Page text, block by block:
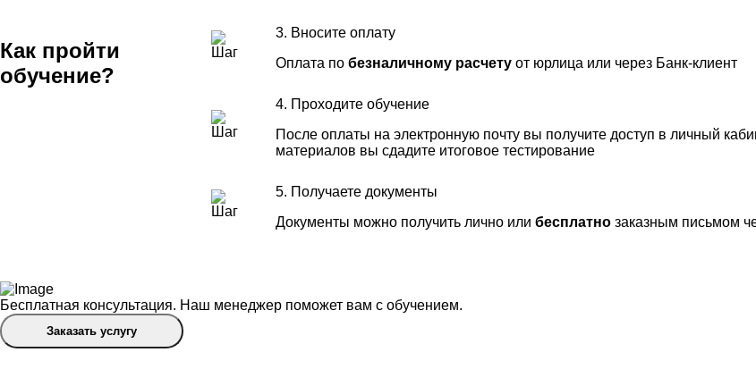
Как пройти
обучение?
3. Вносите оплату
Оплата по безналичному расчетуот юрлица или через Банк-клиент
4. Проходите обучение
После оплаты на электронную почту вы получите доступ в личный
материалов вы сдадите итоговое тестирование
5. Получаете документы
Документы можно получить лично или бесплатнозаказным письмом
Бесплатная консультация. Наш менеджер поможет вам с обучением.
Заказать услугу